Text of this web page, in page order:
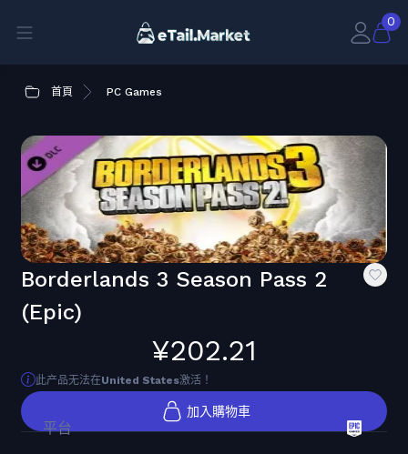
0
首頁 PC Games
Borderlands 3 Season Pass 2
(Epic)
¥202.21
此产品无法在United States激活！
加入購物車
平台